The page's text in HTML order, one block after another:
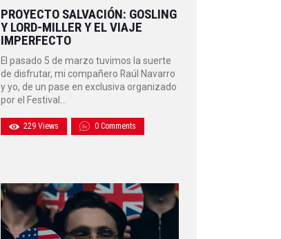
PROYECTO SALVACIÓN: GOSLING
Y LORD-MILLER Y EL VIAJE
IMPERFECTO
El pasado 5 de marzo tuvimos la suerte
de disfrutar, mi compañero Raúl Navarro
y yo, de un pase en exclusiva organizado
por el Festival…
229 Views 0 Comments